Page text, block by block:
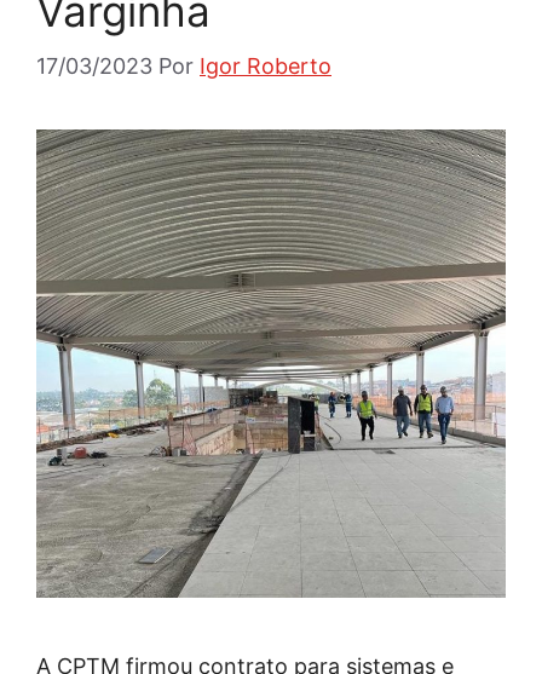
Varginha
17/03/2023 Por Igor Roberto
A CPTM firmou contrato para sistemas e